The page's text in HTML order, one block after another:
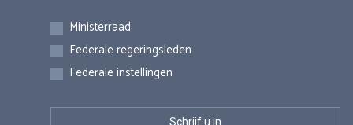
Inschrijvingen
Ministerraad
Federale regeringsleden
Federale instellingen